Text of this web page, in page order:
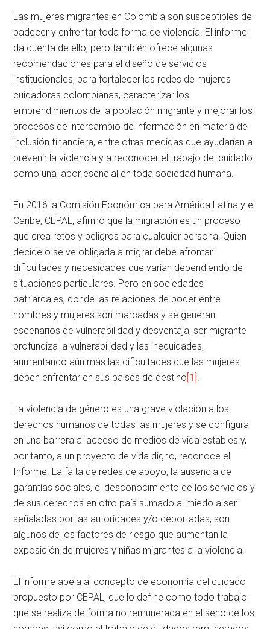
Las mujeres migrantes en Colombia son susceptibles de
padecer y enfrentar toda forma de violencia. El informe
da cuenta de ello, pero también ofrece algunas
recomendaciones para el diseño de servicios
institucionales, para fortalecer las redes de mujeres
cuidadoras colombianas, caracterizar los
emprendimientos de la población migrante y mejorar los
procesos de intercambio de información en materia de
inclusión financiera, entre otras medidas que ayudarían a
prevenir la violencia y a reconocer el trabajo del cuidado
como una labor esencial en toda sociedad humana.
En 2016 la Comisión Económica para América Latina y el
Caribe, CEPAL, afirmó que la migración es un proceso
que crea retos y peligros para cualquier persona. Quien
decide o se ve obligada a migrar debe afrontar
dificultades y necesidades que varían dependiendo de
situaciones particulares. Pero en sociedades
patriarcales, donde las relaciones de poder entre
hombres y mujeres son marcadas y se generan
escenarios de vulnerabilidad y desventaja, ser migrante
profundiza la vulnerabilidad y las inequidades,
aumentando aún más las dificultades que las mujeres
deben enfrentar en sus países de destino[1].
La violencia de género es una grave violación a los
derechos humanos de todas las mujeres y se configura
en una barrera al acceso de medios de vida estables y,
por tanto, a un proyecto de vida digno, reconoce el
Informe. La falta de redes de apoyo, la ausencia de
garantías sociales, el desconocimiento de los servicios y
de sus derechos en otro país sumado al miedo a ser
señaladas por las autoridades y/o deportadas, son
algunos de los factores de riesgo que aumentan la
exposición de mujeres y niñas migrantes a la violencia.
El informe apela al concepto de economía del cuidado
propuesto por CEPAL, que lo define como todo trabajo
que se realiza de forma no remunerada en el seno de los